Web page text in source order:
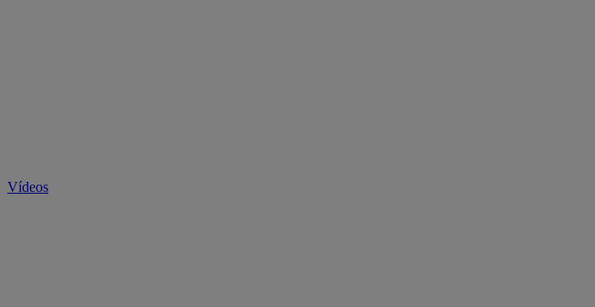
Vídeos